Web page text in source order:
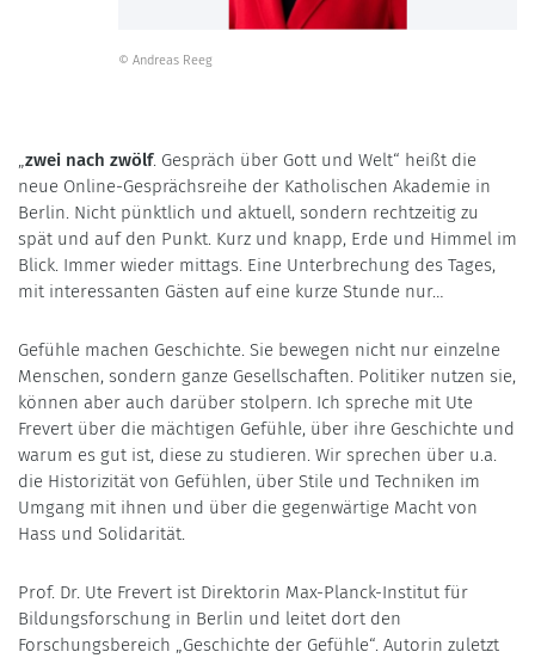
© Andreas Reeg
„zwei nach zwölf. Gespräch über Gott und Welt“ heißt die
neue Online-Gesprächsreihe der Katholischen Akademie in
Berlin. Nicht pünktlich und aktuell, sondern rechtzeitig zu
spät und auf den Punkt. Kurz und knapp, Erde und Himmel im
Blick. Immer wieder mittags. Eine Unterbrechung des Tages,
mit interessanten Gästen auf eine kurze Stunde nur…
Gefühle machen Geschichte. Sie bewegen nicht nur einzelne
Menschen, sondern ganze Gesellschaften. Politiker nutzen sie,
können aber auch darüber stolpern. Ich spreche mit Ute
Frevert über die mächtigen Gefühle, über ihre Geschichte und
warum es gut ist, diese zu studieren. Wir sprechen über u.a.
die Historizität von Gefühlen, über Stile und Techniken im
Umgang mit ihnen und über die gegenwärtige Macht von
Hass und Solidarität.
Prof. Dr. Ute Frevert ist Direktorin Max-Planck-Institut für
Bildungsforschung in Berlin und leitet dort den
Forschungsbereich „Geschichte der Gefühle“. Autorin zuletzt